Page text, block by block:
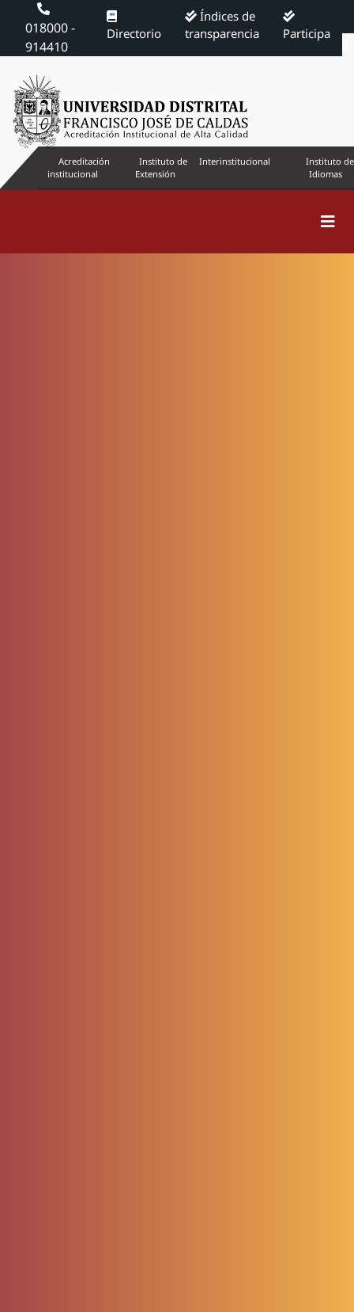
018000 -
914410
Directorio
Índices de
transparencia
Participa
Acreditación
institucional
Instituto de
Extensión
Interinstitucional
Instituto de
Idiomas